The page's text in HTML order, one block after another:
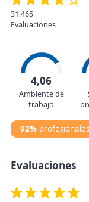
31.465
Evaluaciones
4,06
Ambiente de
trabajo
92%
Evaluaciones